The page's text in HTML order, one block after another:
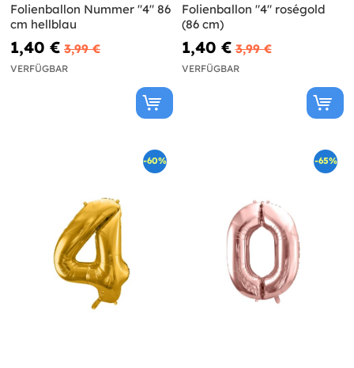
Folienballon Nummer "4" 86
cm hellblau
1,40 € 3,99 €
VERFÜGBAR
Folienballon "4" roségold
(86 cm)
1,40 € 3,99 €
VERFÜGBAR
-60% -65%